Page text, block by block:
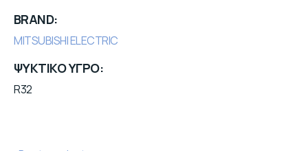
BRAND
MITSUBISHI ELECTRIC
ΨΥΚΤΙΚΟ ΥΓΡΟ
R32